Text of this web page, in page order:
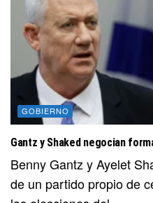
GOBIERNO
Gantz y Shaked negocian
Benny Gantz y Ayelet
de un partido propio de